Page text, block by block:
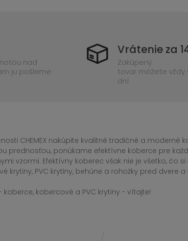
nad
ju pošleme
Vrátenie za
Zakúpený
tovar môžete vždy
dní
CHEMEX nakúpite kvalitné tradičné a moderné
prednosťou, ponúkame efektívne koberce pre
vzormi. Efektívny koberec však nie je všetko,
krytiny, PVC krytiny, behúne a rohožky pred dvere
- koberce, kobercové a PVC krytiny - vítajte!